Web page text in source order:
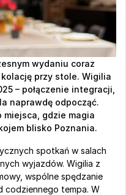
wydaniu coraz
przy stole. Wigilia
– połączenie integracji,
naprawdę odpocząć.
miejsca, gdzie magia
blisko Poznania.
spotkań w salach
wyjazdów. Wigilia z
wspólne spędzanie
codziennego tempa. W